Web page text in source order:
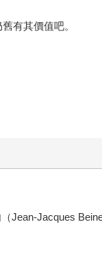
有其價值吧。
Jean-Jacques